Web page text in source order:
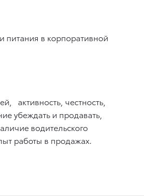
в корпоративной
активность, честность,
убеждать и продавать,
водительского
работы в продажах.